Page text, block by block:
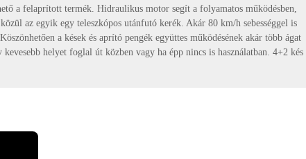
a felaprított termék. Hidraulikus motor segít a folyamatos működésben,
az egyik egy teleszkópos utánfutó kerék. Akár 80 km/h sebességgel is
a kések és aprító pengék együttes működésének akár több ágat
helyet foglal út közben vagy ha épp nincs is használatban. 4+2 kés